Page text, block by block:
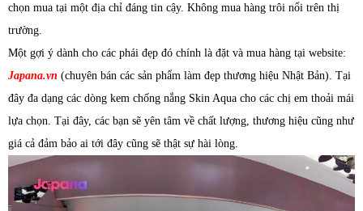
chọn mua tại một địa chỉ đáng tin cậy. Không mua hàng trôi nổi trên thị
trường.
Một gợi ý dành cho các phái đẹp đó chính là đặt và mua hàng tại website:
Japana.vn (chuyên bán các sản phẩm làm đẹp thương hiệu Nhật Bản). Tại
đây đa dạng các dòng kem chống nắng Skin Aqua cho các chị em thoải mái
lựa chọn. Tại đây, các bạn sẽ yên tâm về chất lượng, thương hiệu cũng như
giá cả đảm bảo ai tới đây cũng sẽ thật sự hài lòng.